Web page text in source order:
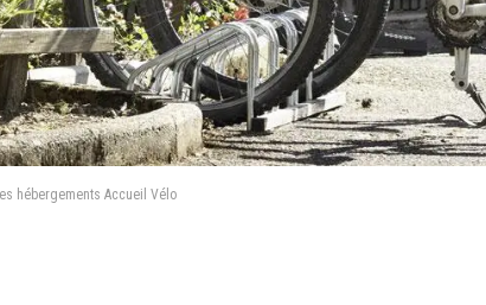
hébergements Accueil Vélo